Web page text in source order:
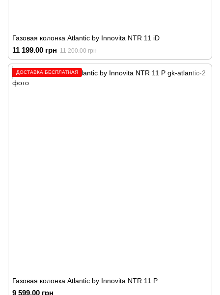
Газовая колонка Atlantic by Innovita NTR 11 iD
11 199.00 грн 11 200.00 грн
ДОСТАВКА БЕСПЛАТНАЯ
Газовая колонка Atlantic by Innovita NTR 11 P
9 599.00 грн